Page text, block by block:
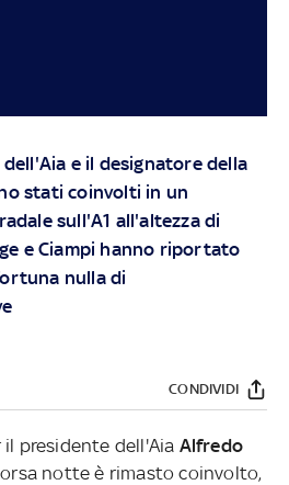
e il designatore della
stati coinvolti in un
sull'A1 all'altezza di
e Ciampi hanno riportato
nulla di
CONDIVIDI
il presidente dell'Aia Alfredo
notte è rimasto coinvolto,